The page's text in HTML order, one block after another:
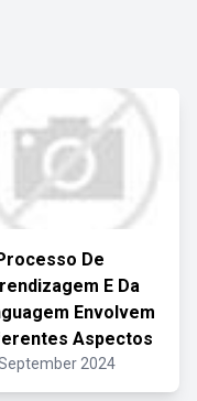
De
E Da
Envolvem
Aspectos
2024